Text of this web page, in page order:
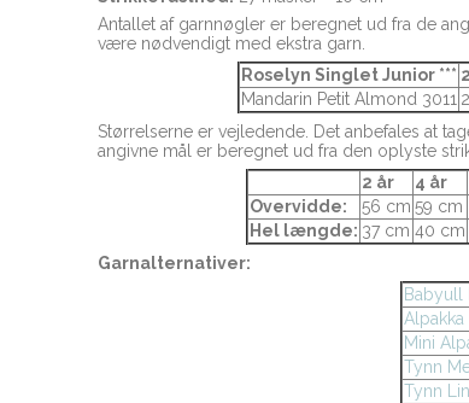
Antallet af garnnøgler er beregnet ud fra de
være nødvendigt med ekstra garn.
Roselyn Singlet Junior ***
Mandarin Petit Almond 3011 2
Størrelserne er vejledende. Det anbefales at
angivne mål er beregnet ud fra den oplyste
2 år
4 år
Overvidde:
56 cm 59 cm
Hel længde: 37 cm 40 cm
Garnalternativer:
Babyull
Alpakka
Mini
Tynn
Tynn